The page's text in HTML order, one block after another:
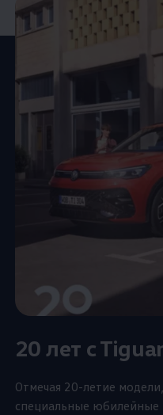
20 лет c
Отмечая 20-летие модели,
специальные юбилейные